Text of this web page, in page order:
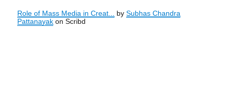
Role of Mass Media in Creat... bySubhas Chandra
Pattanayak on Scribd